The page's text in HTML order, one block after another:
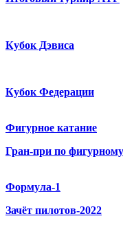
Кубок Дэвиса
Кубок Федерации
Фигурное катание
Гран-при по
Формула-1
Зачёт пилотов-2022